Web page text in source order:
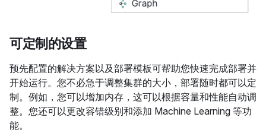
可定制的设置
预先配置的解决方案以及部署模板可帮助您快速完成部署并
开始运行。您不必急于调整集群的大小，部署随时都可以定
制。例如，您可以增加内存，这可以根据容量和性能自动调
整。您还可以更改容错级别和添加 Machine Learning 等功
能。